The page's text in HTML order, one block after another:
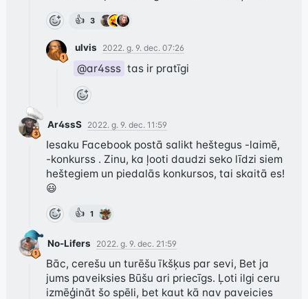
👍 3
ulvis 2022. g. 9. dec. 07:26
@ar4sss tas ir pratīgi
Ar4ssS 2022. g. 9. dec. 11:59
Iesaku Facebook postā salikt heštegus -laimē,
-konkurss . Zinu, ka ļooti daudzi seko līdzi siem
heštegiem un piedalās konkursos, tai skaitā es!
😃
👍 1
No-Lifers 2022. g. 9. dec. 21:59
Bāc, cerešu un turēšu īkšķus par sevi, Bet ja
jums paveiksies Būšu ari priecīgs. Ļoti ilgi ceru
izmēģināt šo spēli, bet kaut kā nav paveicies